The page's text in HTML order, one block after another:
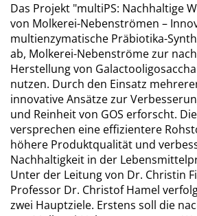
Das Projekt "multiPS: Nachhaltige
von Molkerei-Nebenströmen –
multienzymatische Präbiotika-
ab, Molkerei-Nebenströme zur
Herstellung von
nutzen. Durch den Einsatz
innovative Ansätze zur
und Reinheit von GOS erforscht.
versprechen eine effizientere
höhere Produktqualität und
Nachhaltigkeit in der
Unter der Leitung von Dr. Christin
Professor Dr. Christof Hamel
zwei Hauptziele. Erstens soll die